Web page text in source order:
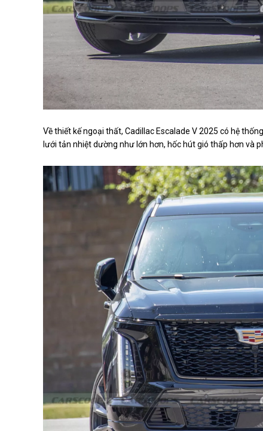
Về thiết kế ngoại thất, Cadillac Escalade V 2025 có hệ
lưới tản nhiệt dường như lớn hơn, hốc hút gió thấp hơn và